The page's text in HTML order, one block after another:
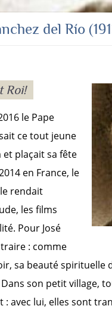
del Río
Roi!
le Pape
ce tout jeune
plaçait sa fête
en France, le
rendait
les films
Pour José
: comme
sa beauté spirituelle
son petit village,
: avec lui, elles sont